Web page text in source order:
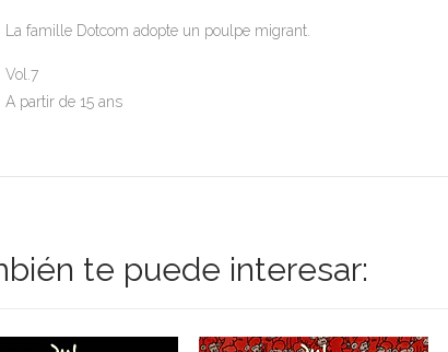
La famille Dotcom adopte un poulpe migrant.
Vol.7
A partir de 15 ans
te puede interesar: